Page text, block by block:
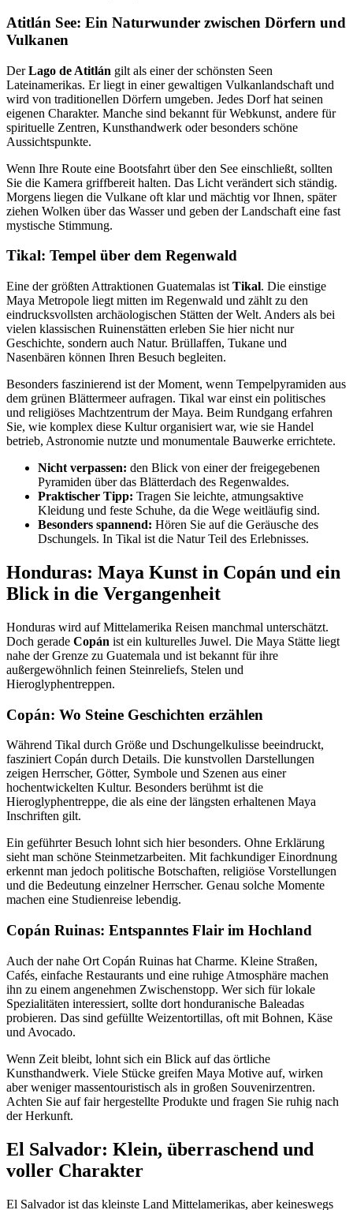
Atitlán See: Ein Naturwunder zwischen Dörfern und
Vulkanen
DerLago de Atitlán gilt als einer der schönsten Seen
Lateinamerikas. Er liegt in einer gewaltigen Vulkanlandschaft und
wird von traditionellen Dörfern umgeben. Jedes Dorf hat seinen
eigenen Charakter. Manche sind bekannt für Webkunst, andere für
spirituelle Zentren, Kunsthandwerk oder besonders schöne
Aussichtspunkte.
Wenn Ihre Route eine Bootsfahrt über den See einschließt, sollten
Sie die Kamera griffbereit halten. Das Licht verändert sich ständig.
Morgens liegen die Vulkane oft klar und mächtig vor Ihnen, später
ziehen Wolken über das Wasser und geben der Landschaft eine fast
mystische Stimmung.
Tikal: Tempel über dem Regenwald
Eine der größten Attraktionen Guatemalas ist Tikal. Die einstige
Maya Metropole liegt mitten im Regenwald und zählt zu den
eindrucksvollsten archäologischen Stätten der Welt. Anders als bei
vielen klassischen Ruinenstätten erleben Sie hier nicht nur
Geschichte, sondern auch Natur. Brüllaffen, Tukane und
Nasenbären können Ihren Besuch begleiten.
Besonders faszinierend ist der Moment, wenn Tempelpyramiden aus
dem grünen Blättermeer aufragen. Tikal war einst ein politisches
und religiöses Machtzentrum der Maya. Beim Rundgang erfahren
Sie, wie komplex diese Kultur organisiert war, wie sie Handel
betrieb, Astronomie nutzte und monumentale Bauwerke errichtete.
Nicht verpassen: den Blick von einer der freigegebenen
Pyramiden über das Blätterdach des Regenwaldes.
Praktischer Tipp: Tragen Sie leichte, atmungsaktive
Kleidung und feste Schuhe, da die Wege weitläufig sind.
Besonders spannend: Hören Sie auf die Geräusche des
Dschungels. In Tikal ist die Natur Teil des Erlebnisses.
Honduras: Maya Kunst in Copán und ein
Blick in die Vergangenheit
Honduras wird auf Mittelamerika Reisen manchmal unterschätzt.
Doch gerade Copán ist ein kulturelles Juwel. Die Maya Stätte liegt
nahe der Grenze zu Guatemala und ist bekannt für ihre
außergewöhnlich feinen Steinreliefs, Stelen und
Hieroglyphentreppen.
Copán: Wo Steine Geschichten erzählen
Während Tikal durch Größe und Dschungelkulisse beeindruckt,
fasziniert Copán durch Details. Die kunstvollen Darstellungen
zeigen Herrscher, Götter, Symbole und Szenen aus einer
hochentwickelten Kultur. Besonders berühmt ist die
Hieroglyphentreppe, die als eine der längsten erhaltenen Maya
Inschriften gilt.
Ein geführter Besuch lohnt sich hier besonders. Ohne Erklärung
sieht man schöne Steinmetzarbeiten. Mit fachkundiger Einordnung
erkennt man jedoch politische Botschaften, religiöse Vorstellungen
und die Bedeutung einzelner Herrscher. Genau solche Momente
machen eine Studienreise lebendig.
Copán Ruinas: Entspanntes Flair im Hochland
Auch der nahe Ort Copán Ruinas hat Charme. Kleine Straßen,
Cafés, einfache Restaurants und eine ruhige Atmosphäre machen
ihn zu einem angenehmen Zwischenstopp. Wer sich für lokale
Spezialitäten interessiert, sollte dort honduranische Baleadas
probieren. Das sind gefüllte Weizentortillas, oft mit Bohnen, Käse
und Avocado.
Wenn Zeit bleibt, lohnt sich ein Blick auf das örtliche
Kunsthandwerk. Viele Stücke greifen Maya Motive auf, wirken
aber weniger massentouristisch als in großen Souvenirzentren.
Achten Sie auf fair hergestellte Produkte und fragen Sie ruhig nach
der Herkunft.
El Salvador: Klein, überraschend und
voller Charakter
El Salvador ist das kleinste Land Mittelamerikas, aber keineswegs